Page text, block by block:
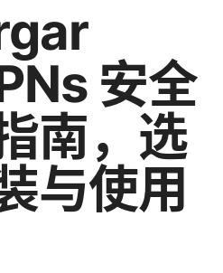
安全
南，选
与使用